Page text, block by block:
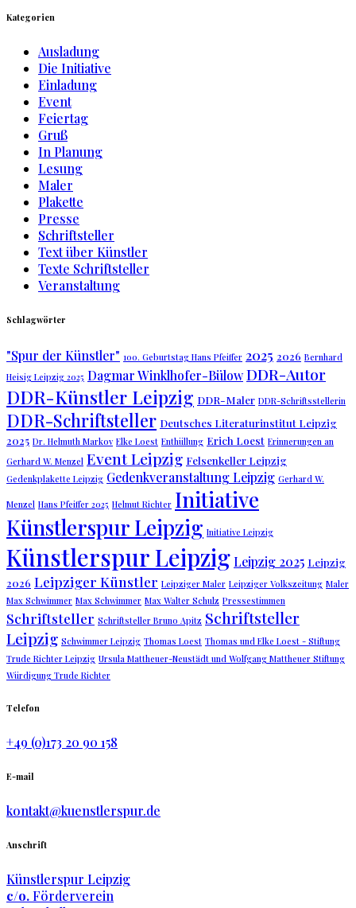
Kategorien
Ausladung
Die Initiative
Einladung
Event
Feiertag
Gruß
In Planung
Lesung
Maler
Plakette
Presse
Schriftsteller
Text über Künstler
Texte Schriftsteller
Veranstaltung
Schlagwörter
"Spur der Künstler" 100. Geburtstag Hans Pfeiffer 2025 2026 Bernhard
Heisig Leipzig 2025 Dagmar Winklhofer-BülowDDR-Autor
DDR-Künstler Leipzig DDR-Maler DDR-Schriftsstellerin
DDR-Schriftsteller Deutsches Literaturinstitut Leipzig
2025 Dr. Helmuth Markov Elke Loest Enthüllung Erich Loest Erinnerungen an
Gerhard W. Menzel Event Leipzig Felsenkeller Leipzig
Gedenkplakette Leipzig Gedenkveranstaltung Leipzig Gerhard W.
Menzel Hans Pfeiffer 2025 Helmut Richter Initiative
Künstlerspur Leipzig Initiative Leipzig
Künstlerspur Leipzig Leipzig 2025 Leipzig
2026 Leipziger Künstler Leipziger Maler Leipziger Volkszeitung Maler
Max Schwimmer Max Schwimmer Max Walter Schulz Pressestimmen
Schriftsteller Schriftsteller Bruno Apitz Schriftsteller
Leipzig Schwimmer Leipzig Thomas Loest Thomas und Elke Loest - Stiftung
Trude Richter Leipzig Ursula Mattheuer-Neustädt und Wolfgang Mattheuer Stiftung
Würdigung Trude Richter
Telefon
+49 (0)173 20 90 158
E-mail
kontakt@kuenstlerspur.de
Anschrift
Künstlerspur Leipzig
c/o.Förderverein